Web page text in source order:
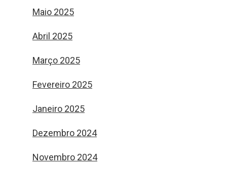
Maio 2025
Abril 2025
Março 2025
Fevereiro 2025
Janeiro 2025
Dezembro 2024
Novembro 2024